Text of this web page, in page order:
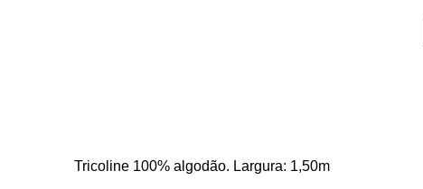
Tricoline 100% algodão. Largura: 1,50m